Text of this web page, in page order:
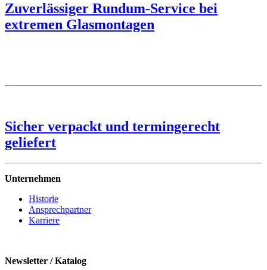
Zuverlässiger Rundum-Service bei
extremen Glasmontagen
Sicher verpackt und termingerecht
geliefert
Unternehmen
Historie
Ansprechpartner
Karriere
Newsletter / Katalog